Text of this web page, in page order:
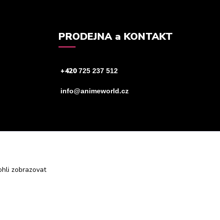
PRODEJNA a KONTAKT
+420725 237 512
info@animeworld.cz
zobrazovat